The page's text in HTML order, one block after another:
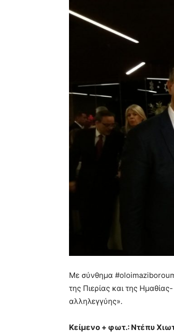
Με σύνθημα
της Πιερίας και της
αλληλεγγύης».
Κείμενο + φωτ.: Ντέπυ